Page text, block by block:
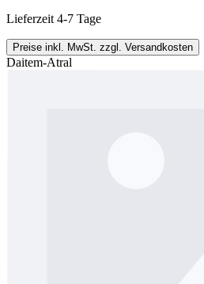
Lieferzeit 4-7 Tage
Preise inkl. MwSt. zzgl. Versandkosten
Daitem-Atral